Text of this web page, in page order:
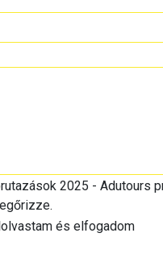
2025 - Adutours
és elfogadom